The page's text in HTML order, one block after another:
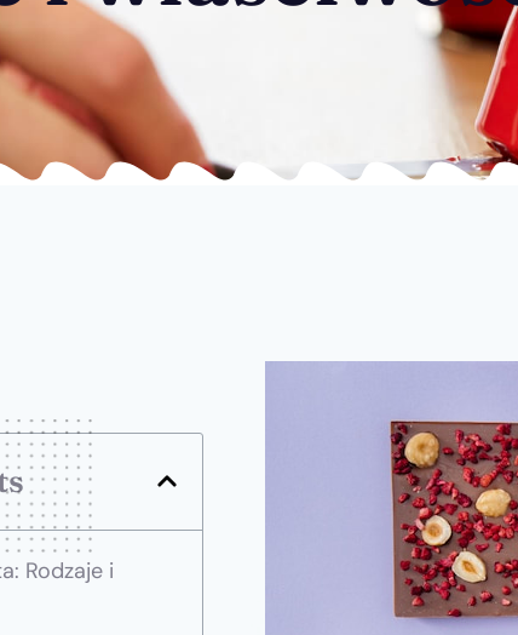
Rodzaje i